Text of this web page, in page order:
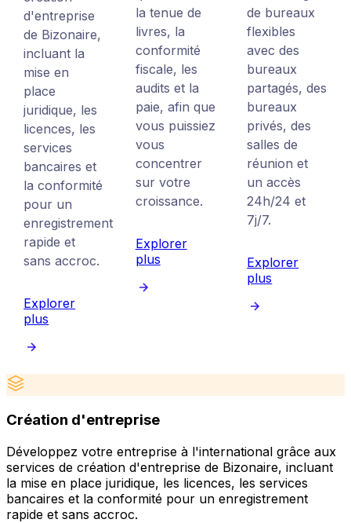
d'entreprise
de Bizonaire,
incluant la
mise en
place
juridique, les
licences, les
services
bancaires et
la conformité
pour un
enregistrement
rapide et
sans accroc.
Explorer
plus
la tenue de
livres, la
conformité
fiscale, les
audits et la
paie, afin que
vous puissiez
vous
concentrer
sur votre
croissance.
Explorer
plus
de bureaux
flexibles
avec des
bureaux
partagés, des
bureaux
privés, des
salles de
réunion et
un accès
24h/24 et
7j/7.
Explorer
plus
Création d'entreprise
Développez votre entreprise à l'international grâce aux
services de création d'entreprise de Bizonaire, incluant
la mise en place juridique, les licences, les services
bancaires et la conformité pour un enregistrement
rapide et sans accroc.